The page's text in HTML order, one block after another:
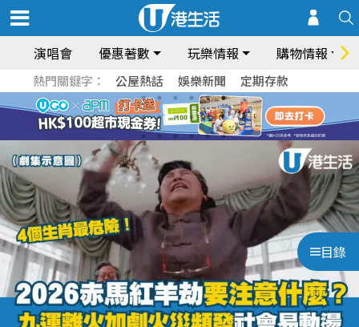
演唱會 優惠著數 玩樂情報 購物情報
熱門關鍵字： 公屋熱話 娛樂新聞 定期存款
目錄